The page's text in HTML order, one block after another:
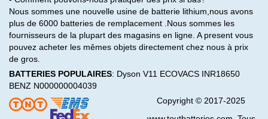
Nous sommes une nouvelle usine de batterie lithium,nous avons
plus de 6000 batteries de remplacement .Nous sommes les
fournisseurs de la plupart des magasins en ligne. A present vous
pouvez acheter les mêmes objets directement chez nous à prix
de gros.
BATTERIES POPULAIRES: Dyson V11 ECOVACS INR18650
BENZ N000000004039
Copyright © 2017-2025